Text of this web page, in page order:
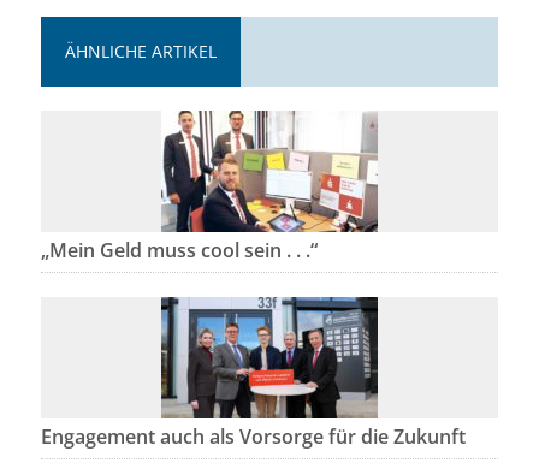
ÄHNLICHE ARTIKEL
„Mein Geld muss cool sein . . .“
Engagement auch als Vorsorge für die Zukunft